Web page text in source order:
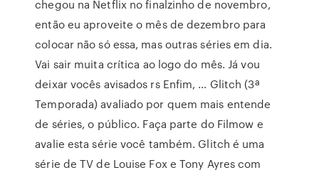
chegou na Netflix no finalzinho de novembro,
então eu aproveite o mês de dezembro para
colocar não só essa, mas outras séries em dia.
Vai sair muita crítica ao logo do mês. Já vou
deixar vocês avisados rs Enfim, … Glitch (3ª
Temporada) avaliado por quem mais entende
de séries, o público. Faça parte do Filmow e
avalie esta série você também. Glitch é uma
série de TV de Louise Fox e Tony Ayres com